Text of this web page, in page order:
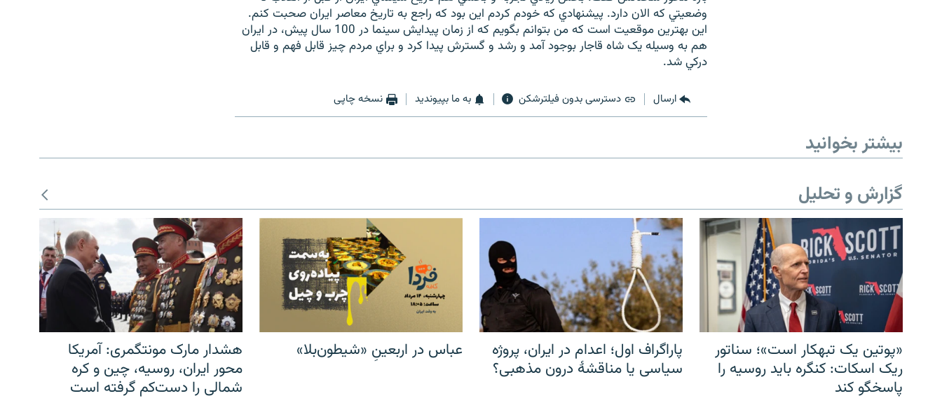
وضعيتي که الان دارد. پيشنهادي که خودم کردم اين بود که راجع به تاريخ معاصر ايران صحبت کنم.
اين بهترين موقعيت است که من بتوانم بگويم که از زمان پيدايش سينما در 100 سال پيش، در ايران
هم به وسيله يک شاه قاجار بوجود آمد و رشد و گسترش پيدا کرد و براي مردم چيز قابل فهم و قابل
درکي شد.
ارسال دسترسی بدون فیلترشکن به ما بپیوندید نسخه چاپی
بیشتر بخوانید
گزارش و تحلیل
«پوتین یک تبهکار است»؛ سناتور
ریک اسکات: کنگره باید روسیه را
پاسخگو کند
پاراگراف اول؛ اعدام در ایران، پروژه
سیاسی یا مناقشهٔ درون مذهبی؟
عباس در اربعینِ «شیطون‌بلا»
هشدار مارک مونتگمری: آمریکا
محور ایران، روسیه، چین و کره
شمالی را دست‌کم گرفته است